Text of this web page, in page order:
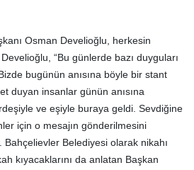
Osman Develioğlu, herkesin
“Bu günlerde bazı duyguları
bugünün anısına böyle bir stant
duyan insanlar günün anısına
ve eşiyle buraya geldi. Sevdiğine
için o mesajın gönderilmesini
Bahçelievler Belediyesi olarak nikahı
kıyacaklarını da anlatan Başkan